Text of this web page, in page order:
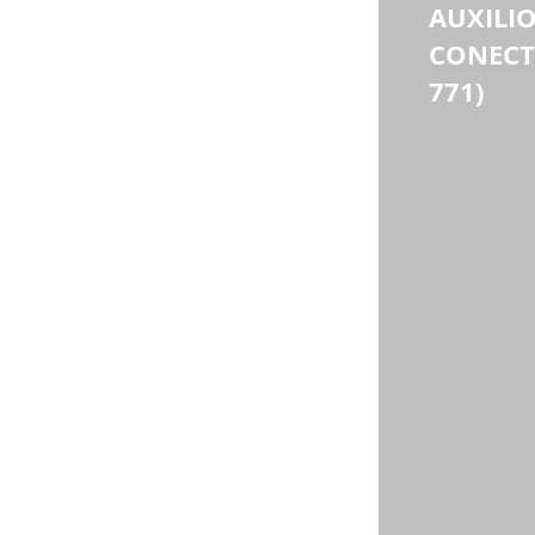
771)